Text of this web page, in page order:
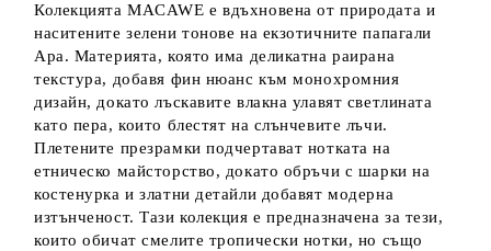
Колекцията MACAWE е вдъхновена от природата и
наситените зелени тонове на екзотичните папагали
Ара. Материята, която има деликатна раирана
текстура, добавя фин нюанс към монохромния
дизайн, докато лъскавите влакна улавят светлината
като пера, които блестят на слънчевите лъчи.
Плетените презрамки подчертават нотката на
етническо майсторство, докато обръчи с шарки на
костенурка и златни детайли добавят модерна
изтънченост. Тази колекция е предназначена за тези,
които обичат смелите тропически нотки, но също